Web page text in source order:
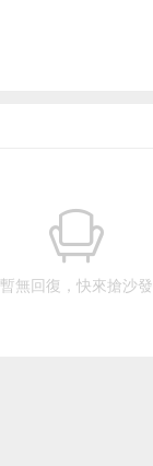
暫無回復，快來搶沙發